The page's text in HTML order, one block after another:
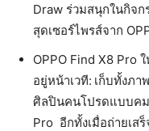
Draw ร่วมสนุกในกิจก
สุดเซอร์ไพรส์จาก
OPPO Find X8 Pro
อยู่หน้าเวที: เก็บทั้งภ
ศิลปินคนโปรดแบบคม
Pro อีกทั้งเมื่อถ่ายเส